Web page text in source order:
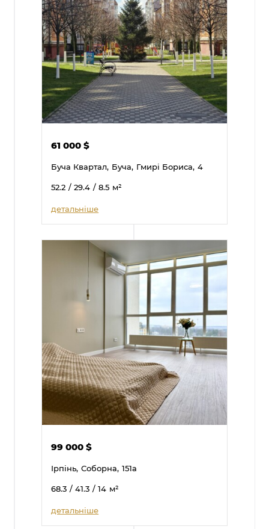
61 000$
Буча Квартал, Буча, Гмирі Бориса, 4
52.2 / 29.4 / 8.5 м²
детальніше
99 000$
Ірпінь, Соборна, 151а
68.3 / 41.3 / 14 м²
детальніше